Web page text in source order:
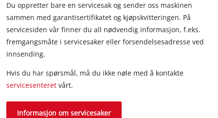
Du oppretter bare en servicesak og sender oss maskinen
sammen med garantisertifikatet og kjøpskvitteringen. På
servicesiden vår finner du all nødvendig informasjon, f.eks.
fremgangsmåte i servicesaker eller forsendelsesadresse ved
innsending.
Hvis du har spørsmål, må du ikke nøle med å kontakte
servicesenteret vårt.
Informasjon om servicesaker